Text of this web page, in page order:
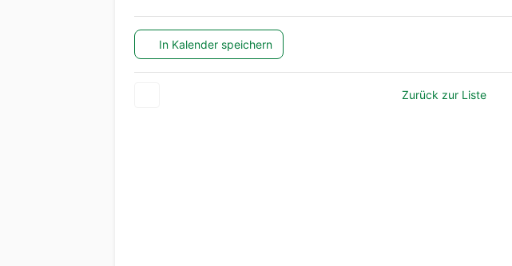
In Kalender speichern
Zurück zur Liste